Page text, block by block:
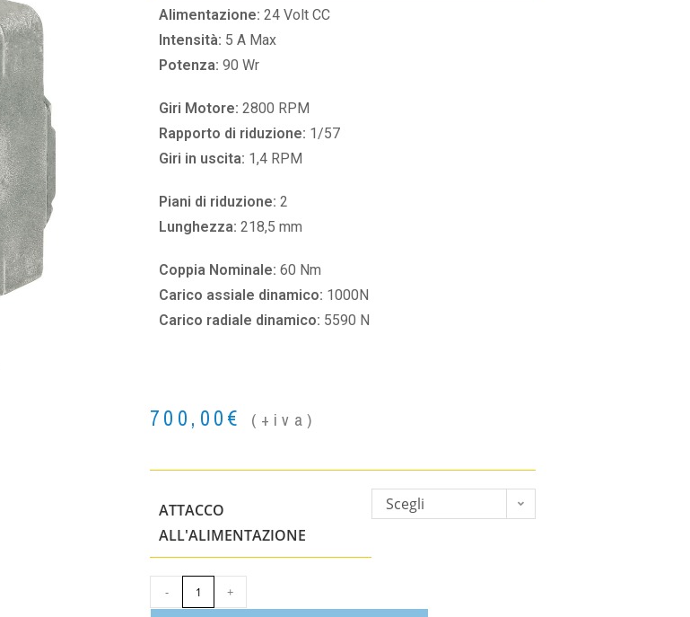
Alimentazione: 24 Volt CC
Intensità: 5 A Max
Potenza: 90 Wr
Giri Motore: 2800 RPM
Rapporto di riduzione: 1/57
Giri in uscita: 1,4 RPM
Piani di riduzione: 2
Lunghezza: 218,5 mm
Coppia Nominale: 60 Nm
Carico assiale dinamico: 1000N
Carico radiale dinamico: 5590 N
700,00€ (+iva)
ATTACCO
ALL'ALIMENTAZIONE
Scegli
- +